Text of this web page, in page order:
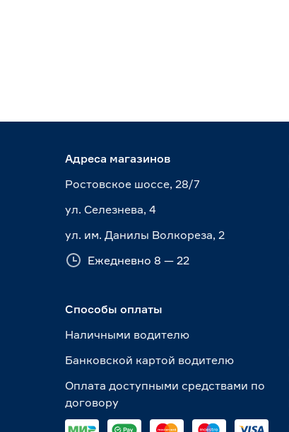
Адреса магазинов
Ростовское шоссе, 28/7
ул. Селезнева, 4
ул. им. Данилы Волкореза, 2
Ежедневно 8 — 22
Способы оплаты
Наличными водителю
Банковской картой водителю
Оплата доступными средствами по
договору